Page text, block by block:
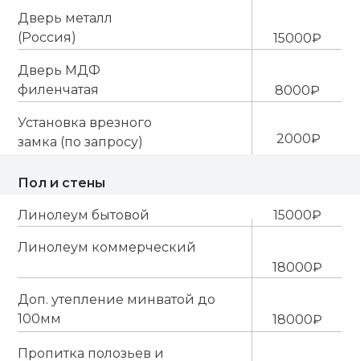
Дверь металл
(Россия)
15000₽
8000₽
Пол и стены
Линолеум бытовой 15000₽
Линолеум коммерческий
18000₽
Доп. утепление минватой до
100мм
18000₽
Пропитка полозьев и
Установка врезного
замка (по запросу)
Дверь МДФ
филенчатая
2000₽